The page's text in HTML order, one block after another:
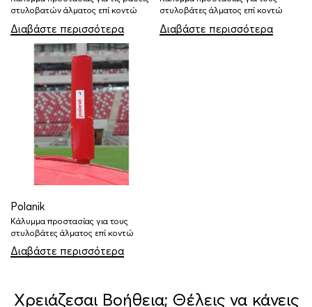
στυλοβατών άλματος επί κοντώ
Διαβάστε περισσότερα
στυλοβάτες άλματος επί κοντώ
Διαβάστε περισσότερα
Polanik
Κάλυμμα προστασίας για τους
στυλοβάτες άλματος επί κοντώ
Διαβάστε περισσότερα
Χρειάζεσαι Βοήθεια; Θέλεις να κάνεις